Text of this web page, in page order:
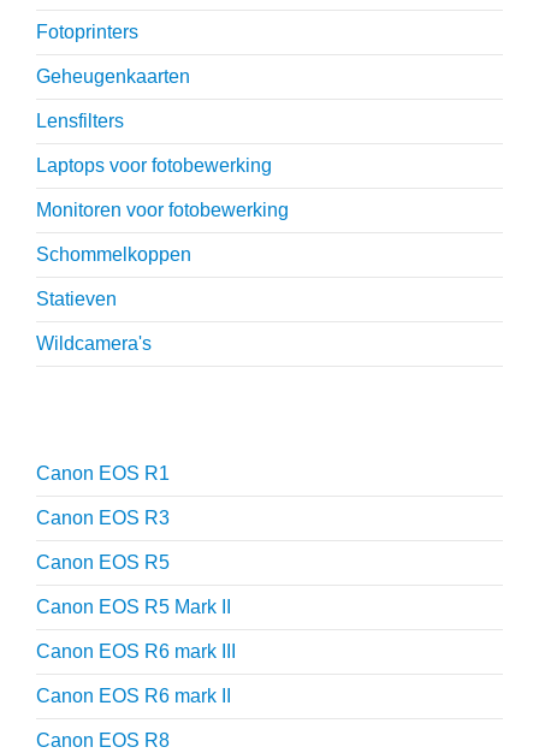
Fotoprinters
Geheugenkaarten
Lensfilters
Laptops voor fotobewerking
Monitoren voor fotobewerking
Schommelkoppen
Statieven
Wildcamera's
Canon EOS R1
Canon EOS R3
Canon EOS R5
Canon EOS R5 Mark II
Canon EOS R6 mark III
Canon EOS R6 mark II
Canon EOS R8